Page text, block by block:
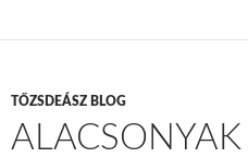
TŐZSDEÁSZ BLOG